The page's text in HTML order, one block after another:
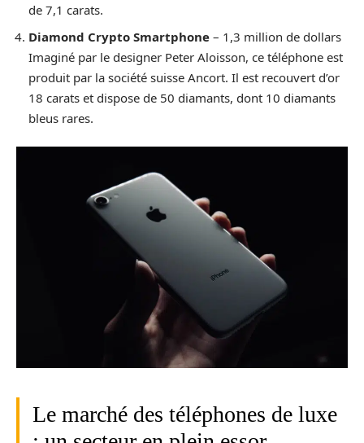
de 7,1 carats.
Diamond Crypto Smartphone – 1,3 million de dollars
Imaginé par le designer Peter Aloisson, ce téléphone est
produit par la société suisse Ancort. Il est recouvert d’or
18 carats et dispose de 50 diamants, dont 10 diamants
bleus rares.
Le marché des téléphones de luxe